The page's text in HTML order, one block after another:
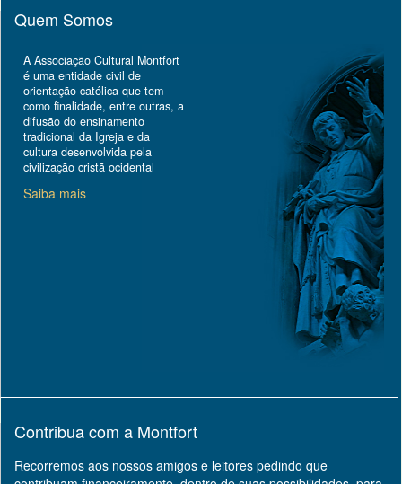
Quem Somos
A Associação Cultural Montfort
é uma entidade civil de
orientação católica que tem
como finalidade, entre outras, a
difusão do ensinamento
tradicional da Igreja e da
cultura desenvolvida pela
civilização cristã ocidental
Saiba mais
Contribua com a Montfort
Recorremos aos nossos amigos e leitores pedindo que